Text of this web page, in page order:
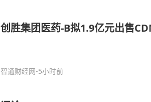
创胜集团医药-B拟1.9亿元出售
智通财经网-5小时前